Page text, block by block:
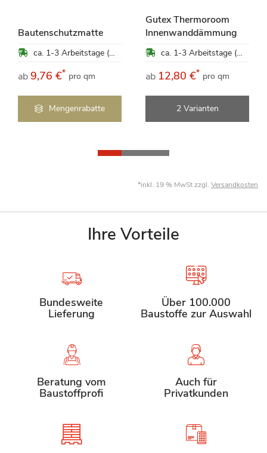
Bautenschutzmatte
ca. 1-3 Arbeitstage (Mo-Fr)
ab9,76 €* pro qm
Mengenrabatte
Gutex Thermoroom
Innenwanddämmung
ca. 1-3 Arbeitstage (Mo-Fr)
ab 12,80 €* pro qm
2 Varianten
*inkl. 19 % MwSt zzgl. Versandkosten
Ihre Vorteile
Bundesweite
Lieferung
Über 100.000
Baustoffe zur Auswahl
Beratung vom
Baustoffprofi
Auch für
Privatkunden